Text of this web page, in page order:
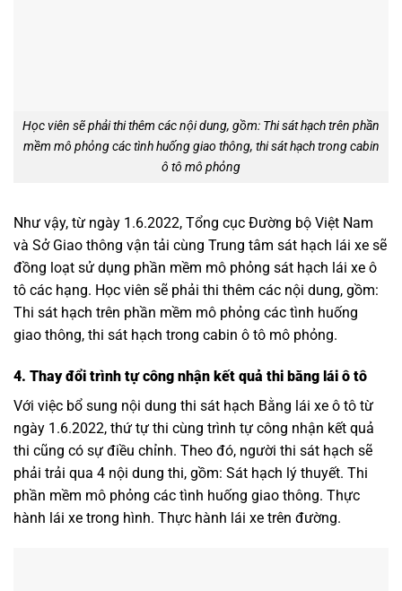
Học viên sẽ phải thi thêm các nội dung, gồm: Thi sát hạch trên phần
mềm mô phỏng các tình huống giao thông, thi sát hạch trong cabin
ô tô mô phỏng
Như vậy, từ ngày 1.6.2022, Tổng cục Đường bộ Việt Nam
và Sở Giao thông vận tải cùng Trung tâm sát hạch lái xe sẽ
đồng loạt sử dụng phần mềm mô phỏng sát hạch lái xe ô
tô các hạng. Học viên sẽ phải thi thêm các nội dung, gồm:
Thi sát hạch trên phần mềm mô phỏng các tình huống
giao thông, thi sát hạch trong cabin ô tô mô phỏng.
4. Thay đổi trình tự công nhận kết quả thi bằng lái ô tô
Với việc bổ sung nội dung thi sát hạch Bằng lái xe ô tô từ
ngày 1.6.2022, thứ tự thi cùng trình tự công nhận kết quả
thi cũng có sự điều chỉnh. Theo đó, người thi sát hạch sẽ
phải trải qua 4 nội dung thi, gồm: Sát hạch lý thuyết. Thi
phần mềm mô phỏng các tình huống giao thông. Thực
hành lái xe trong hình. Thực hành lái xe trên đường.